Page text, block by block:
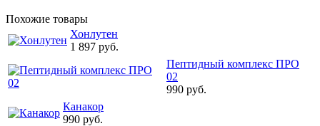
Похожие товары
Хонлутен
1 897 руб.
Пептидный комплекс ПРО
02
990 руб.
Канакор
990 руб.